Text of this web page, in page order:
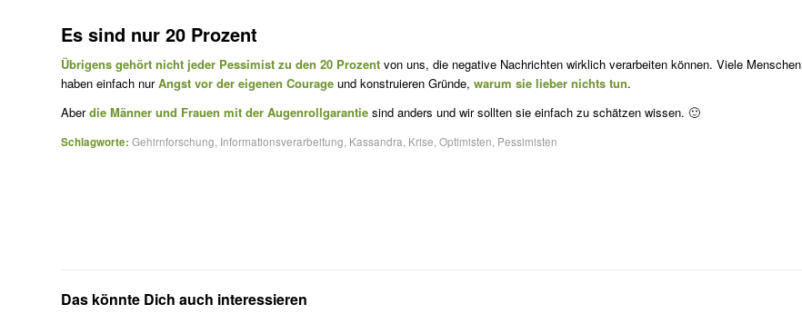
Es sind nur 20 Prozent
Übrigens gehört nicht jeder Pessimist zu den 20 Prozent von uns, die negative Nachrichten wirklich verarbeiten können. Viele Menschen
haben einfach nurAngst vor der eigenen Courage und konstruieren Gründe, warum sie lieber nichts tun.
Aberdie Männer und Frauen mit der Augenrollgarantie sind anders und wir sollten sie einfach zu schätzen wissen. 🙂
Schlagworte: Gehirnforschung Informationsverarbeitung Kassandra Krise Optimisten Pessimisten
Das könnte Dich auch interessieren